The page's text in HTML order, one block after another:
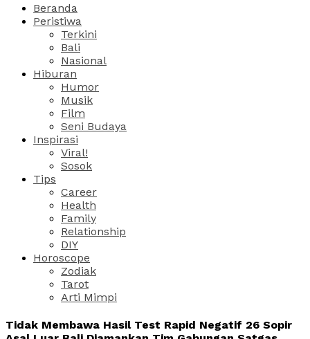
Beranda
Peristiwa
Terkini
Bali
Nasional
Hiburan
Humor
Musik
Film
Seni Budaya
Inspirasi
Viral!
Sosok
Tips
Career
Health
Family
Relationship
DIY
Horoscope
Zodiak
Tarot
Arti Mimpi
Tidak Membawa Hasil Test Rapid Negatif 26 Sopir